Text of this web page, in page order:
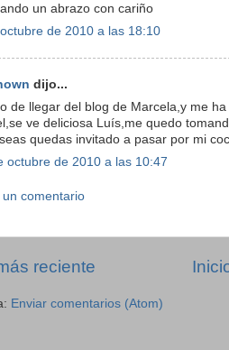
un abrazo con cariño
de 2010 a las 18:10
dijo...
de llegar del blog de Marcela,y me
ve deliciosa Luís,me quedo
quedas invitado a pasar por mi
octubre de 2010 a las 10:47
un comentario
reciente
Enviar comentarios (Atom)